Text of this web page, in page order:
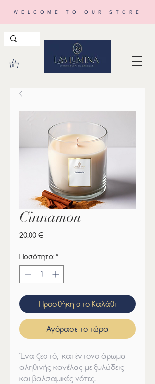
WELCOME TO OUR STORE
Cinnamon
20,00 €Τιμή
Ποσότητα *
Προσθήκη στο Καλάθι
Αγόρασε το τώρα
Ένα ζεστό, και έντονο άρωμα
αληθινής κανέλας με ξυλώδεις
και βαλσαμικές νότες.